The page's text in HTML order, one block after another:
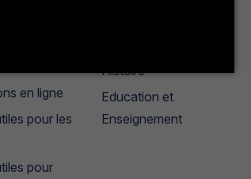
en ligne
pour les
pour
Histoire
Education et
Enseignement